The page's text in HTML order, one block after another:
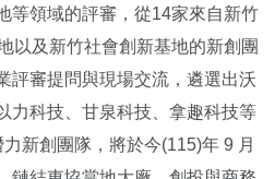
等領域的評審，從14家來自新竹
以及新竹社會創新基地的新創團
評審提問與現場交流，遴選出沃
力科技、甘泉科技、拿趣科技等
新創團隊，將於今(115)年 9 月